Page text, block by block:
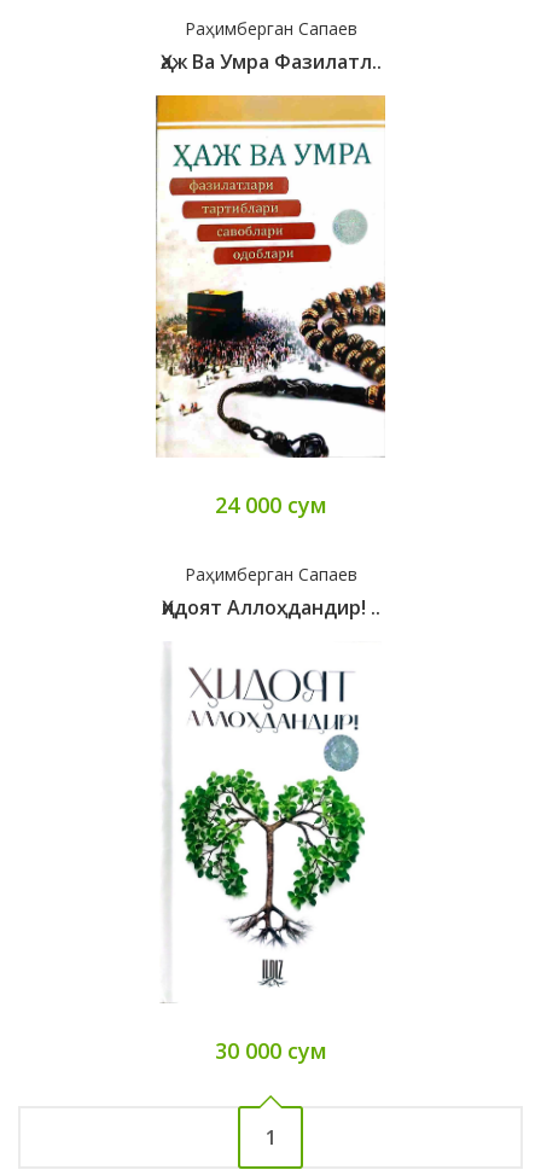
Раҳимберган Сапаев
Ҳаж Ва Умра Фазилатл..
24 000 сум
Раҳимберган Сапаев
Ҳидоят Аллоҳдандир! ..
30 000 сум
1